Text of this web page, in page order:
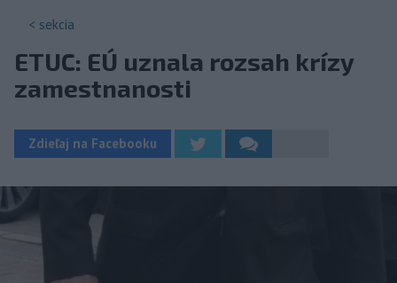
< sekcia
ETUC: EÚ uznala rozsah krízy
zamestnanosti
Zdieľaj na Facebooku